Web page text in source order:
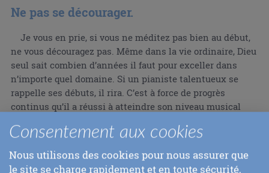
Ne pas se décourager.
Je vous en prie, si vous ne méditez pas bien au début,
ne vous découragez pas. Même dans la vie ordinaire, Dieu
seul sait combien d’années il faut pour exceller dans
n’importe quel domaine. Si un pianiste talentueux se
rappelle ses débuts, il rira. C’est à force de progrès
continus qu’il a réussi à atteindre son niveau musical
vous pouvez avoir du mal à méditer. Mais ne vous forcez
Progressivement, votre capacité se développera. Si vous
Consentement aux cookies
Nous utilisons des cookies pour nous assurer que
le site se charge rapidement et en toute sécurité,